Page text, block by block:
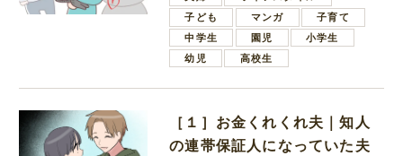
子ども
マンガ
子育て
中学生
園児
小学生
幼児
高校生
［１］お金くれくれ夫｜知人
の連帯保証人になっていた夫